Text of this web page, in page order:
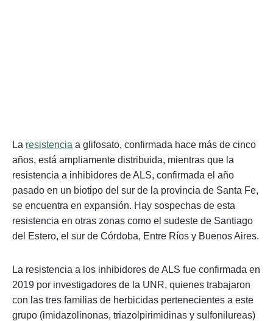
La resistencia a glifosato, confirmada hace más de cinco
años, está ampliamente distribuida, mientras que la
resistencia a inhibidores de ALS, confirmada el año
pasado en un biotipo del sur de la provincia de Santa Fe,
se encuentra en expansión. Hay sospechas de esta
resistencia en otras zonas como el sudeste de Santiago
del Estero, el sur de Córdoba, Entre Ríos y Buenos Aires.
La resistencia a los inhibidores de ALS fue confirmada en
2019 por investigadores de la UNR, quienes trabajaron
con las tres familias de herbicidas pertenecientes a este
grupo (imidazolinonas, triazolpirimidinas y sulfonilureas)